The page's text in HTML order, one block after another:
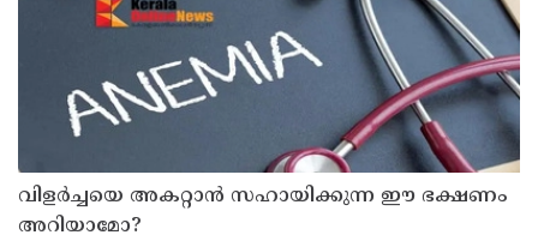
വിളർച്ചയെ അകറ്റാൻ സഹായിക്കുന്ന ഈ ഭക്ഷണം
അറിയാമോ?